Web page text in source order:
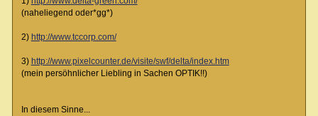
(naheliegend oder*gg*)
2) http://www.tccorp.com/
3) http://www.pixelcounter.de/visite/swf/delta/index.htm
(mein persöhnlicher Liebling in Sachen OPTIK!!)
In diesem Sinne...